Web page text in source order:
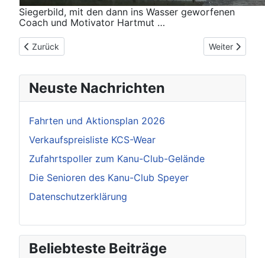
Siegerbild, mit den dann ins Wasser geworfenen
Coach und Motivator Hartmut …
Vorheriger Beitrag: Bodenseemarathon 2018
Zurück Nächster
Weiter
Neuste Nachrichten
Fahrten und Aktionsplan 2026
Verkaufspreisliste KCS-Wear
Zufahrtspoller zum Kanu-Club-Gelände
Die Senioren des Kanu-Club Speyer
Datenschutzerklärung
Beliebteste Beiträge